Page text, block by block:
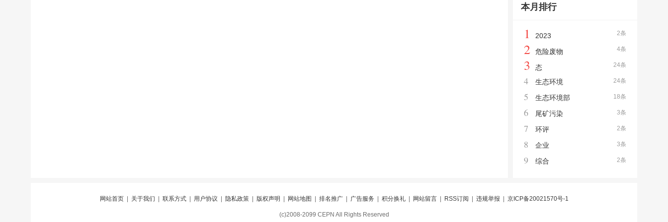
本月排行
2条
1 2023
4条
2 危险废物
24条
3 态
24条
4 生态环境
18条
5 生态环境部
3条
6 尾矿污染
2条
7 环评
3条
8 企业
2条
9 综合
网站首页| 关于我们 联系方式| 用户协议 隐私政策| 版权声明 网站地图 排名推广| 广告服务 积分换礼| 网站留言| RSS订阅 违规举报 京ICP备20021570号-1
(c)2008-2099 CEPN All Rights Reserved